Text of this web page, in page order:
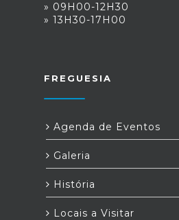
» 09H00-12H30
» 13H30-17H00
FREGUESIA
Agenda de Eventos
Galeria
História
Locais a Visitar